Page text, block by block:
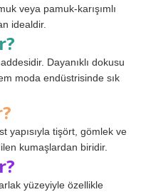
veya pamuk-karışımlı
idealdir.
Dayanıklı dokusu
moda endüstrisinde sık
yapısıyla tişört, gömlek ve
kumaşlardan biridir.
yüzeyiyle özellikle